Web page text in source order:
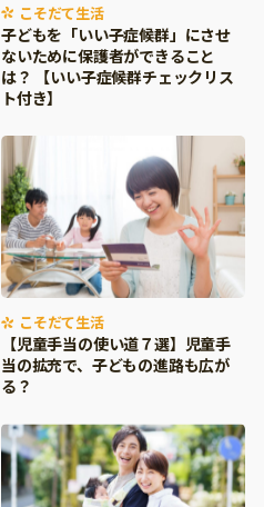
こそだて生活
子どもを「いい子症候群」にさせ
ないために保護者ができること
は？ 【いい子症候群チェックリス
ト付き】
こそだて生活
【児童手当の使い道７選】児童手
当の拡充で、子どもの進路も広が
る？